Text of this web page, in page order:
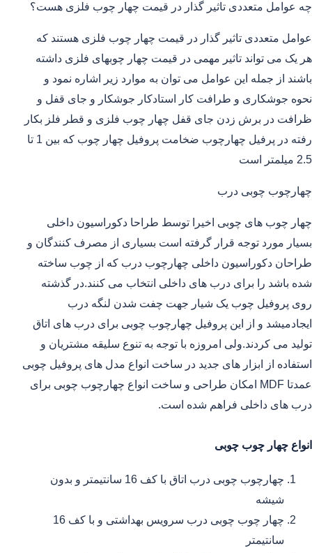
چه عوامل متعددی تاثیر گذار در قیمت چهار چوب فلزی هست؟
عوامل متعددی تاثیر گذار در قیمت چهار چوب فلزی هستند که
هر یک می تواند تاثیر مهمی در قیمت چهار چوبهای فلزی داشته
باشند از جمله این عوامل می توان به موارد زیر اشاره نمود و
نحوه جوشکاری و طرافت کار استادکار جوشکار و جای قفل و
ظرافت در برش زدن جای قفل چهار چوب فلزی و قطر فلز بکار
رفته در پرفیل چهارچوب ضخامت پروفیل چهار چوب که بین 1 تا
2.5 میلمتر است
چهارچوب چوبی درب
چهار چوب های چوبی اخیرا توسط طراحا دکوراسیون داخلی
بسیار مورد توجه قرار گرفته است بسیاری از مصرف کنندگان و
طراحان دکوراسیون داخلی چهارچوب درب که از چوب ساخته
شده باشد را برای درب های داخلی انتخاب می کنند.در گذشته
روی پروفیل چوب یک شیار جهت چفت شدن لنگه درب
ایجادمیشد و از این پروفیل چهارچوب چوبی برای درب های اتاق
تولید می کردند.ولی امروزه با توجه به تنوع سلیقه مشتریان و
استفاده از ابزار های جدید در ساخت انواع مدل های پروفیل چوبی
عمدتا MDF امکان طراحی و ساخت انواع چهارچوب چوبی برای
درب های داخلی فراهم شده است.
انواع چهار چوب چوبی
چهارچوب چوبی درب اتاق با کف 16 سانتیمتر و بدون
شیشه
چهار چوب چوبی درب سرویس بهداشتی و با کف 16
سانتیمتر